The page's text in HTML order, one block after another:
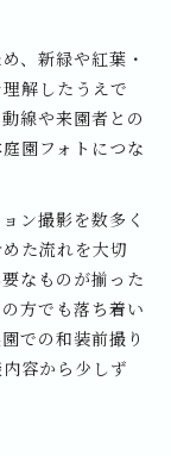
、新緑や紅葉・
解したうえで
線や来園者との
園フォトにつな
ン撮影を数多く
た流れを大切
なものが揃った
方でも落ち着い
での和装前撮り
容から少しず